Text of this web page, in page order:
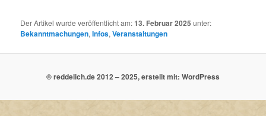
Der Artikel wurde veröffentlicht am:13. Februar 2025 unter:
Bekanntmachungen,Infos,Veranstaltungen
© reddelich.de 2012 – 2025, erstellt mit: WordPress